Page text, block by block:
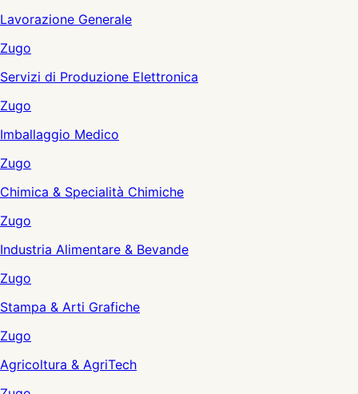
Lavorazione Generale
Zugo
Servizi di Produzione Elettronica
Zugo
Imballaggio Medico
Zugo
Chimica & Specialità Chimiche
Zugo
Industria Alimentare & Bevande
Zugo
Stampa & Arti Grafiche
Zugo
Agricoltura & AgriTech